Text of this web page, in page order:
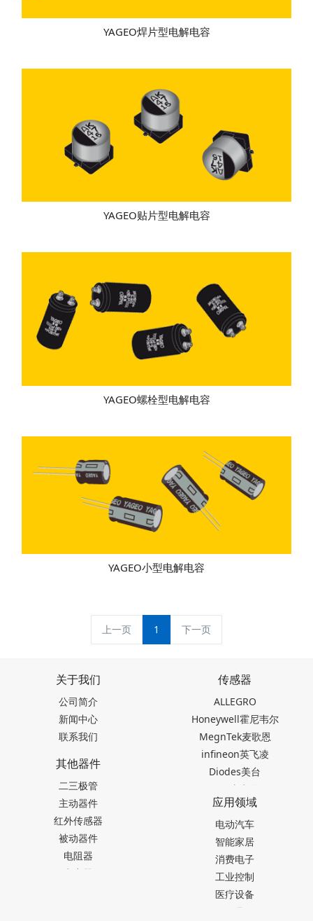
YAGEO焊片型电解电容
YAGEO贴片型电解电容
YAGEO螺栓型电解电容
YAGEO小型电解电容
上一页 1 下一页
关于我们
公司简介
新闻中心
联系我们
传感器
ALLEGRO
Honeywell霍尼韦尔
MegnTek麦歌恩
infineon英飞凌
Diodes美台
TDK东电化
SEIKO精工
Akm旭化成
Melexis迈来芯
NICERA尼塞拉
TI德州仪器
台产松术songhall
其他器件
二三极管
主动器件
红外传感器
被动器件
电阻器
电容器
应用领域
电动汽车
智能家居
消费电子
工业控制
医疗设备